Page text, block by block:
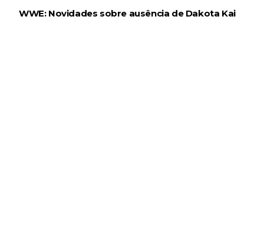
WWE: Novidades sobre ausência de Dakota Kai